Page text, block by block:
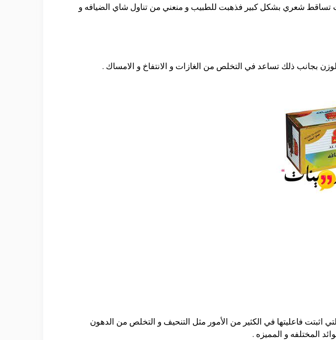
تساقط شعري بشكل كبير فذهبت للطبيب و منعني من تناول شاي الضيافه و
بجانب ذلك تساعد في التخلص من الغازات و الانتفاخ و الامساك .
اثبتت فاعليتها في الكثير من الأمور مثل التنحيف و التخلص من الدهون
المختلفه و المميزه .